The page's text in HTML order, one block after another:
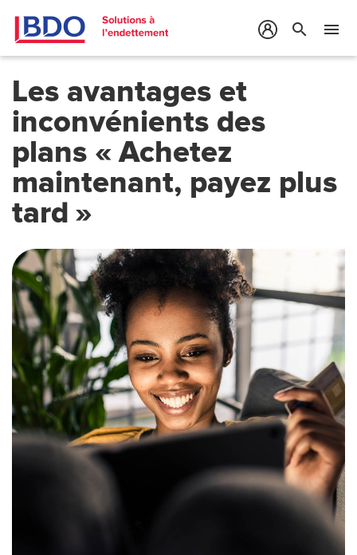
search menu
Les avantages et
inconvénients des
plans « Achetez
maintenant, payez plus
tard »